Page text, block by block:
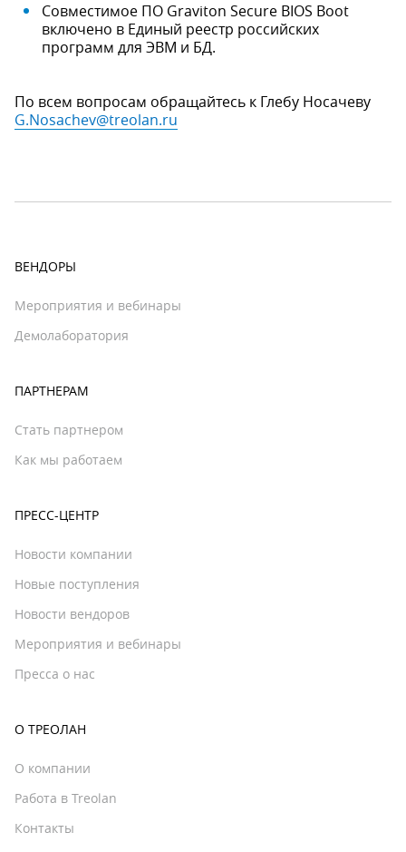
Совместимое ПО Graviton Secure BIOS Boot
включено в Единый реестр российских
программ для ЭВМ и БД.
По всем вопросам обращайтесь к Глебу Носачеву
G.Nosachev@treolan.ru
ВЕНДОРЫ
Мероприятия и вебинары
Демолаборатория
ПАРТНЕРАМ
Стать партнером
Как мы работаем
ПРЕСС-ЦЕНТР
Новости компании
Новые поступления
Новости вендоров
Мероприятия и вебинары
Пресса о нас
О ТРЕОЛАН
О компании
Работа в Treolan
Контакты